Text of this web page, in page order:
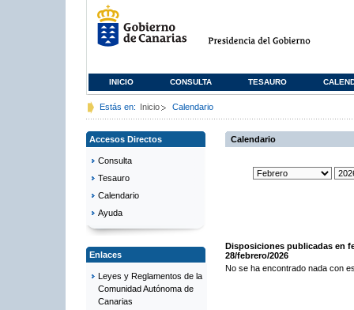
INICIO CONSULTA TESAURO
Estás en: Inicio Calendario
Accesos Directos
Consulta
Tesauro
Calendario
Ayuda
Enlaces
Leyes y Reglamentos de la
Comunidad Autónoma de
Canarias
Calendario
Disposiciones publicadas en
28/febrero/2026
No se ha encontrado nada con